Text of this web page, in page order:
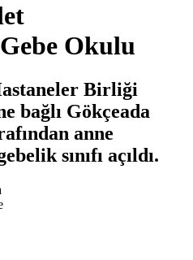
Okulu
Birliği
bağlı Gökçeada
anne
sınıfı açıldı.